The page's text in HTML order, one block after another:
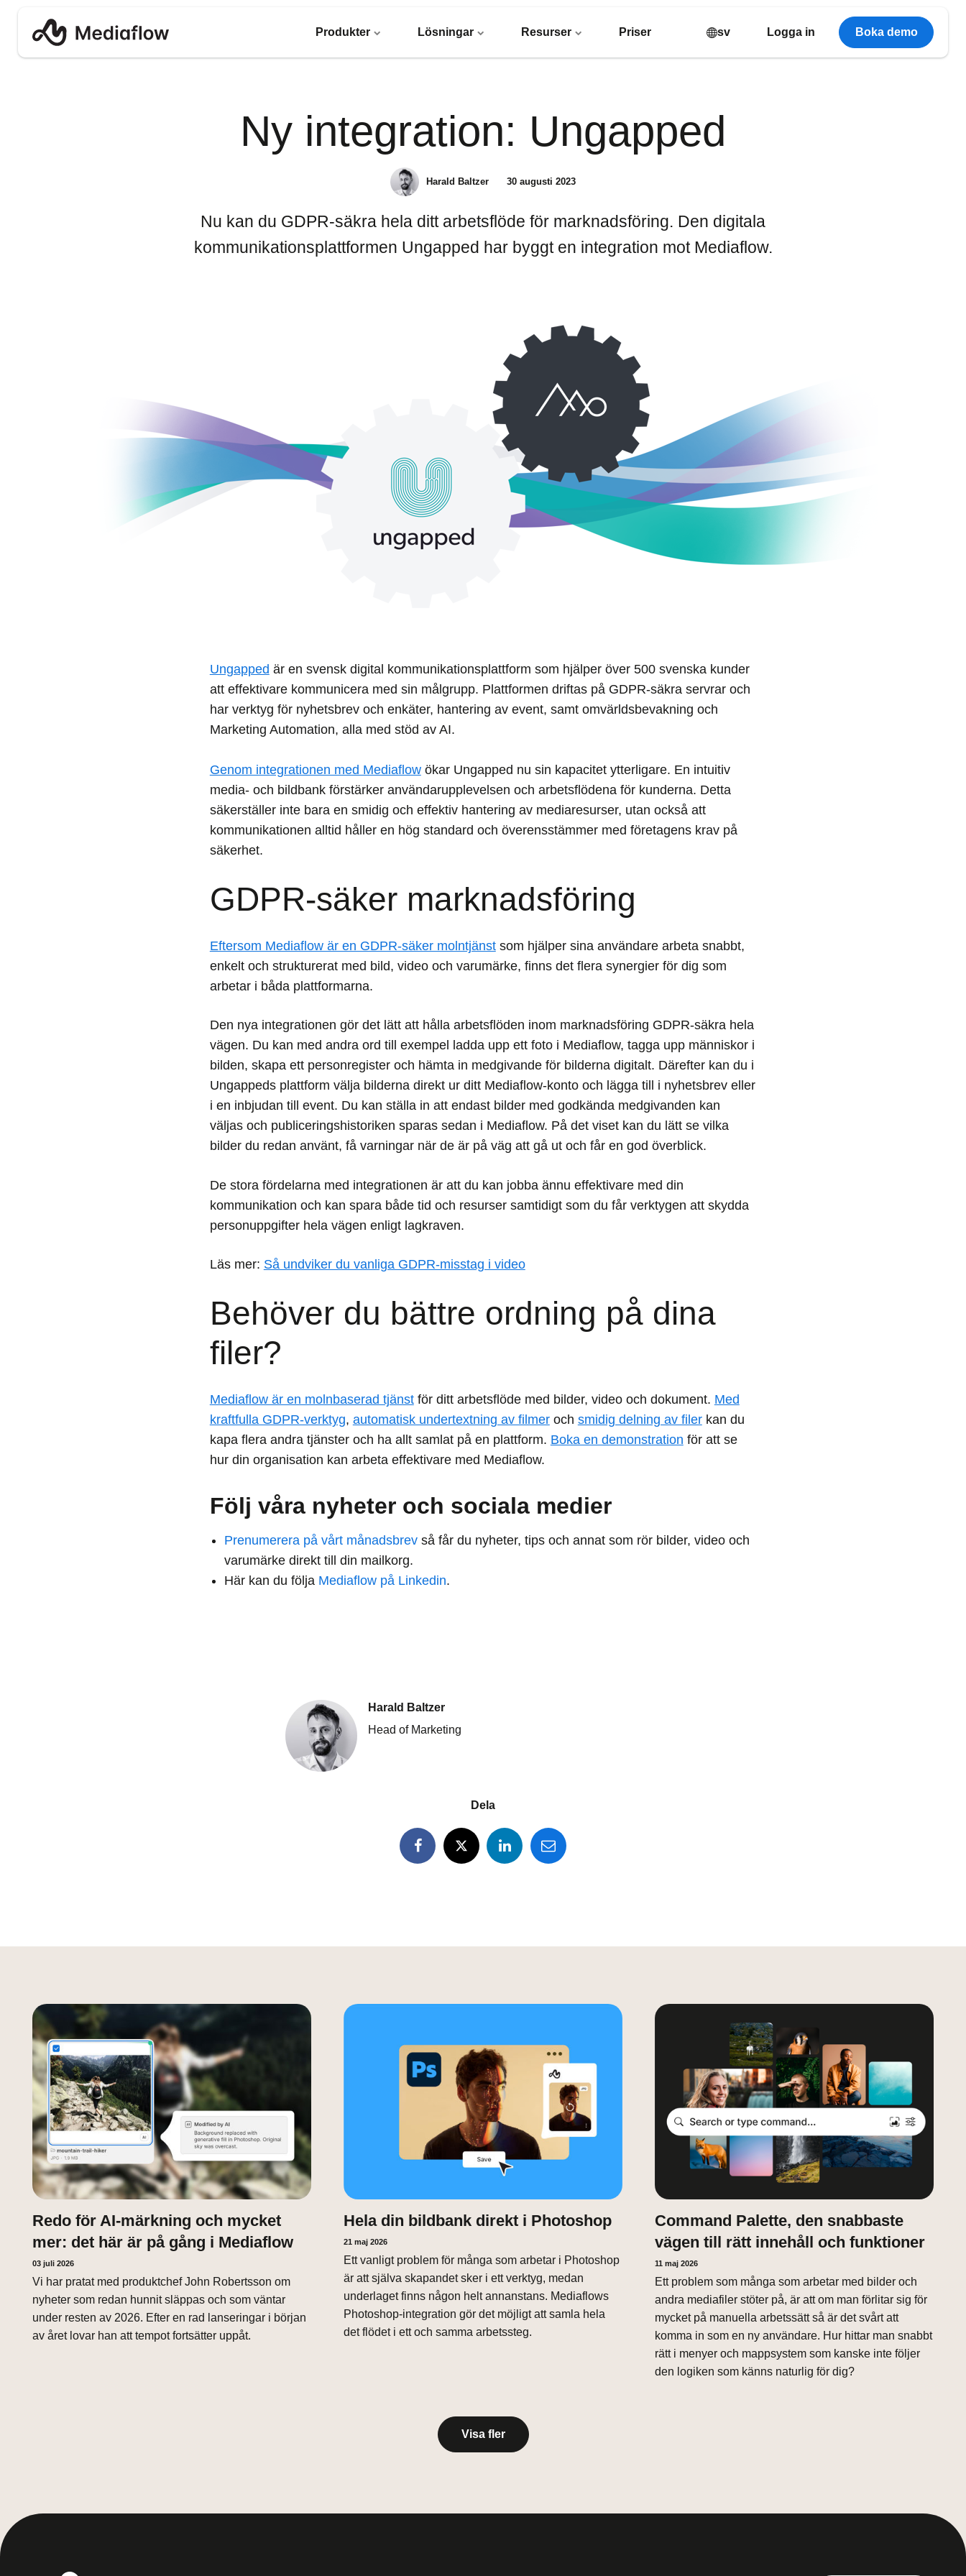
Produkter Lösningar Resurser Priser sv Logga in Boka demo
Ny integration: Ungapped
Harald Baltzer 30 augusti 2023
Nu kan du GDPR-säkra hela ditt arbetsflöde för marknadsföring. Den digitala
kommunikationsplattformen Ungapped har byggt en integration mot Mediaflow.
Ungapped är en svensk digital kommunikationsplattform som hjälper över 500 svenska kunder
att effektivare kommunicera med sin målgrupp. Plattformen driftas på GDPR-säkra servrar och
har verktyg för nyhetsbrev och enkäter, hantering av event, samt omvärldsbevakning och
Marketing Automation, alla med stöd av AI.
Genom integrationen med Mediaflowökar Ungapped nu sin kapacitet ytterligare. En intuitiv
media- och bildbank förstärker användarupplevelsen och arbetsflödena för kunderna. Detta
säkerställer inte bara en smidig och effektiv hantering av mediaresurser, utan också att
kommunikationen alltid håller en hög standard och överensstämmer med företagens krav på
säkerhet.
GDPR-säker marknadsföring
Eftersom Mediaflow är en GDPR-säker molntjänstsom hjälper sina användare arbeta snabbt,
enkelt och strukturerat med bild, video och varumärke, finns det flera synergier för dig som
arbetar i båda plattformarna.
Den nya integrationen gör det lätt att hålla arbetsflöden inom marknadsföring GDPR-säkra hela
vägen. Du kan med andra ord till exempel ladda upp ett foto i Mediaflow, tagga upp människor i
bilden, skapa ett personregister och hämta in medgivande för bilderna digitalt. Därefter kan du i
Ungappeds plattform välja bilderna direkt ur ditt Mediaflow-konto och lägga till i nyhetsbrev eller
i en inbjudan till event. Du kan ställa in att endast bilder med godkända medgivanden kan
väljas och publiceringshistoriken sparas sedan i Mediaflow. På det viset kan du lätt se vilka
bilder du redan använt, få varningar när de är på väg att gå ut och får en god överblick.
De stora fördelarna med integrationen är att du kan jobba ännu effektivare med din
kommunikation och kan spara både tid och resurser samtidigt som du får verktygen att skydda
personuppgifter hela vägen enligt lagkraven.
Läs mer: Så undviker du vanliga GDPR-misstag i video
Behöver du bättre ordning på dina
filer?
Mediaflow är en molnbaserad tjänstför ditt arbetsflöde med bilder, video och dokument. Med
kraftfulla GDPR-verktyg, automatisk undertextning av filmeroch smidig delning av filerkan du
kapa flera andra tjänster och ha allt samlat på en plattform. Boka en demonstration för att se
hur din organisation kan arbeta effektivare med Mediaflow.
Följ våra nyheter och sociala medier
Prenumerera på vårt månadsbrevså får du nyheter, tips och annat som rör bilder, video och
varumärke direkt till din mailkorg.
Här kan du följa Mediaflow på Linkedin.
Harald Baltzer
Head of Marketing
Dela
Redo för AI-märkning och mycket
mer: det här är på gång i Mediaflow
03 juli 2026
Vi har pratat med produktchef John Robertsson om
nyheter som redan hunnit släppas och som väntar
under resten av 2026. Efter en rad lanseringar i början
av året lovar han att tempot fortsätter uppåt.
Hela din bildbank direkt i Photoshop
21 maj 2026
Ett vanligt problem för många som arbetar i Photoshop
är att själva skapandet sker i ett verktyg, medan
underlaget finns någon helt annanstans. Mediaflows
Photoshop-integration gör det möjligt att samla hela
det flödet i ett och samma arbetssteg.
Command Palette, den snabbaste
vägen till rätt innehåll och funktioner
11 maj 2026
Ett problem som många som arbetar med bilder och
andra mediafiler stöter på, är att om man förlitar sig för
mycket på manuella arbetssätt så är det svårt att
komma in som en ny användare. Hur hittar man snabbt
rätt i menyer och mappsystem som kanske inte följer
den logiken som känns naturlig för dig?
Visa fler